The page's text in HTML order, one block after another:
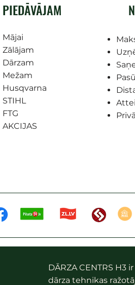
PIEDĀVĀJAM
Mājai
Zālājam
Dārzam
Mežam
Husqvarna
STIHL
FTG
AKCIJAS
DĀRZA CENTRS H3
dārza tehnikas